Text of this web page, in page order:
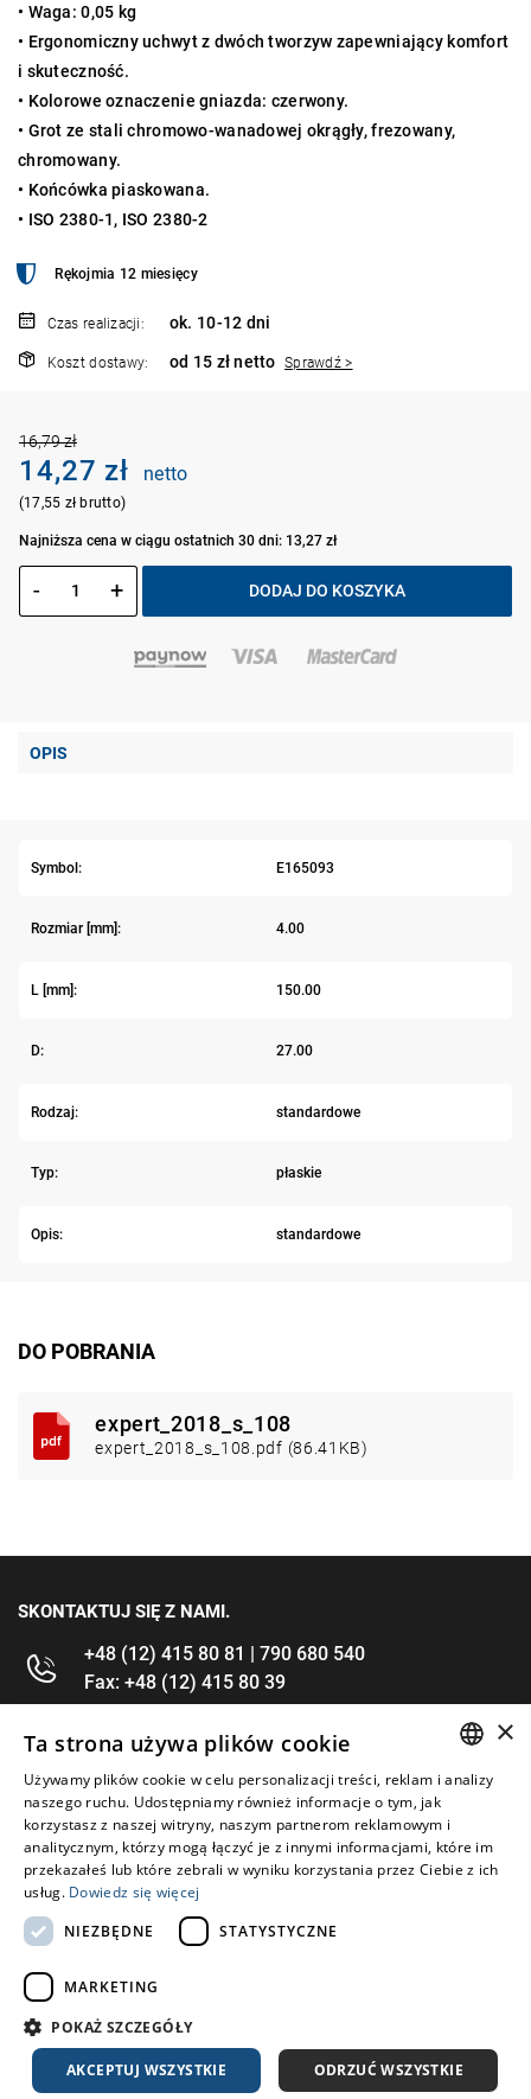
• Waga: 0,05 kg
• Ergonomiczny uchwyt z dwóch tworzyw zapewniający komfort
i skuteczność.
• Kolorowe oznaczenie gniazda: czerwony.
• Grot ze stali chromowo-wanadowej okrągły, frezowany,
chromowany.
• Końcówka piaskowana.
• ISO 2380-1, ISO 2380-2
Rękojmia 12 miesięcy
Czas realizacji: ok. 10-12 dni
Koszt dostawy: od 15 zł netto Sprawdź >
16,79 zł
14,27 zł netto
(17,55 zł brutto)
Najniższa cena w ciągu ostatnich 30 dni: 13,27 zł
- + DODAJ DO KOSZYKA
OPIS
Symbol: E165093
Rozmiar [mm]: 4.00
L [mm]: 150.00
D: 27.00
Rodzaj: standardowe
Typ: płaskie
Opis: standardowe
DO POBRANIA
expert_2018_s_108
expert_2018_s_108.pdf (86.41KB)
SKONTAKTUJ SIĘ Z NAMI.
+48 (12) 415 80 81 | 790 680 540
Fax: +48 (12) 415 80 39
kontakt@im-narzedzia.pl
INFORMACJE
OFERTA
MOJE KONTO
OBSERWUJ NAS
Copyright 2026: IM Kraków Created by: Waynet
ENGLISH
×
Ta strona używa plików cookie
Używamy plików cookie w celu personalizacji treści, reklam i analizy
naszego ruchu. Udostępniamy również informacje o tym, jak
korzystasz z naszej witryny, naszym partnerom reklamowym i
analitycznym, którzy mogą łączyć je z innymi informacjami, które im
przekazałeś lub które zebrali w wyniku korzystania przez Ciebie z ich
usług. Dowiedz się więcej
NIEZBĘDNE
STATYSTYCZNE
MARKETING
POKAŻ SZCZEGÓŁY
AKCEPTUJ WSZYSTKIE ODRZUĆ WSZYSTKIE